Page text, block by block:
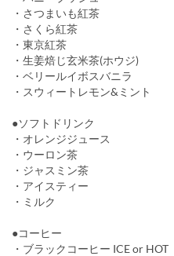
・さつまいも紅茶
・さくら紅茶
・東京紅茶
・生姜焙じ玄米茶(ホウジ)
・ベリールイボスバニラ
・スウィートレモン&ミント
●ソフトドリンク
・オレンジジュース
・ウーロン茶
・ジャスミン茶
・アイスティー
・ミルク
●コーヒー
・ブラックコーヒー ICE or HOT